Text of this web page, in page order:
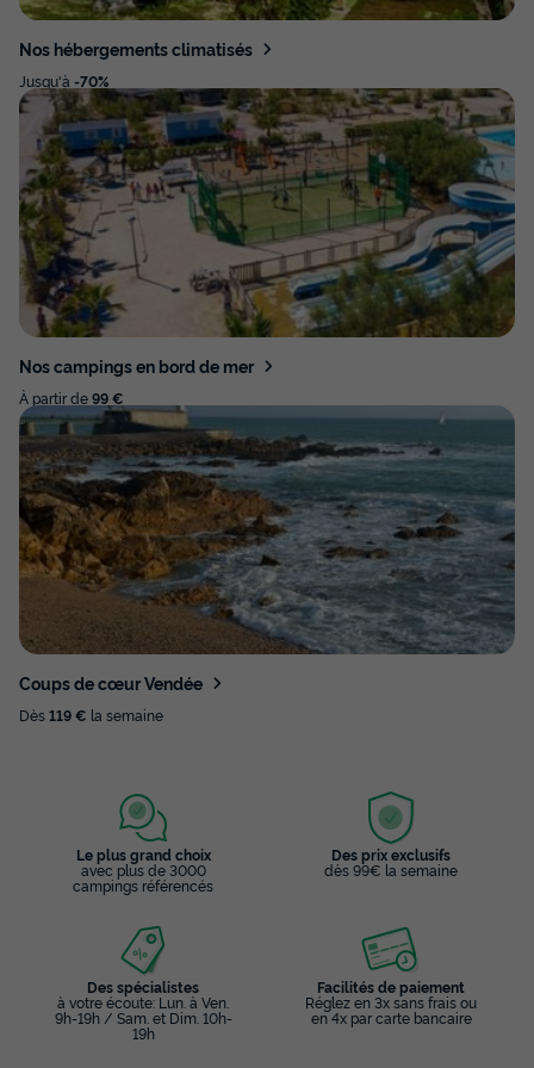
Nos hébergements climatisés
Jusqu'à -70%
Nos campings en bord de mer
À partir de99 €
Coups de cœur Vendée
Dès119 € la semaine
Le plus grand choix
avec plus de 3000
campings référencés
Des prix exclusifs
dès 99€ la semaine
Des spécialistes
à votre écoute: Lun. à Ven.
9h-19h / Sam. et Dim. 10h-
19h
Facilités de paiement
Réglez en 3x sans frais ou
en 4x par carte bancaire